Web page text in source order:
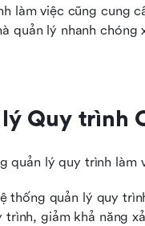
làm việc cũng cung
quản lý nhanh
Quy trình
quản lý quy trình làm
thống quản lý quy
giảm khả năng